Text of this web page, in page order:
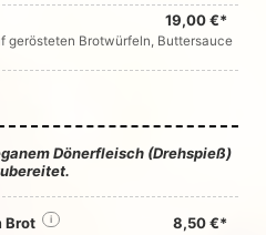
19,00 €*
gerösteten Brotwürfeln, Buttersauce
Dönerfleisch (Drehspieß)
Brot 8,50 €*
i